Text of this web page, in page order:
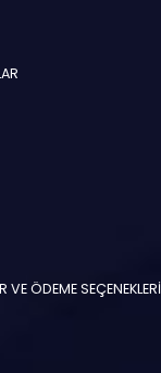
VE ÖDEME SEÇENEKLERİ